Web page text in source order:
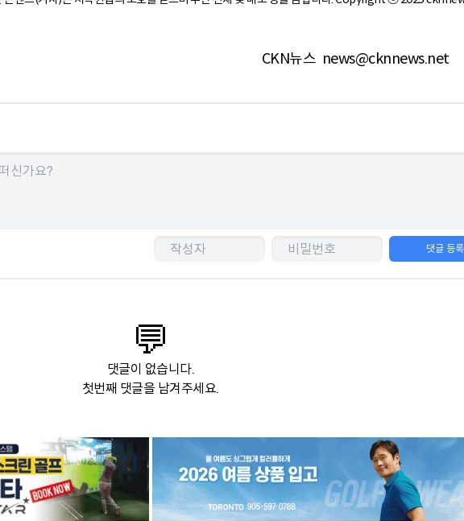
CKN뉴스 news@cknnews.net
댓글 등록
💬
댓글이 없습니다.
첫번째 댓글을 남겨주세요.